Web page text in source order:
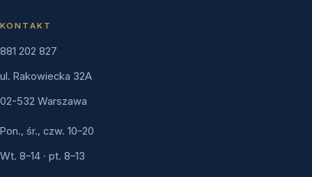
KONTAKT
881 202 827
ul. Rakowiecka 32A
02-532 Warszawa
Pon., śr., czw. 10–20
Wt. 8–14 · pt. 8–13